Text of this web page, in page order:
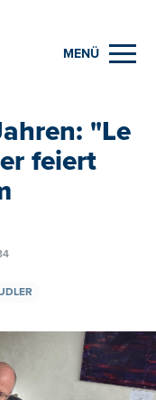
MENÜ
"Le
feiert